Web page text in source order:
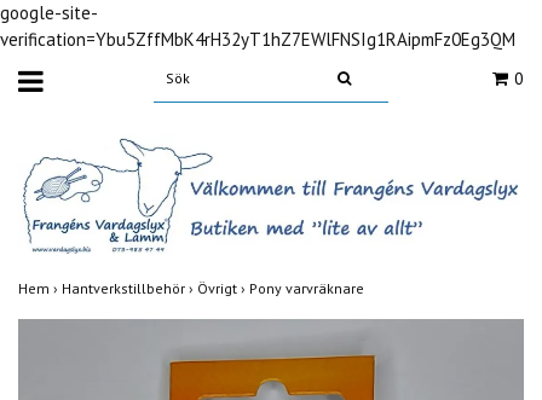
google-site-
verification=Ybu5ZffMbK4rH32yT1hZ7EWlFNSIg1RAipmFz0Eg3QM
0
Hem › Hantverkstillbehör › Övrigt › Pony varvräknare